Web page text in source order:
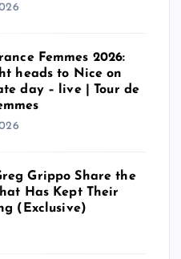
Femmes 2026:
heads to Nice on
day – live | Tour de
Grippo Share the
Has Kept Their
(Exclusive)